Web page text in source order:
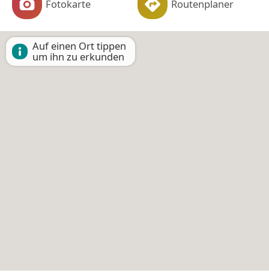
Fotokarte Routenplaner
Auf einen Ort tippen
um ihn zu erkunden